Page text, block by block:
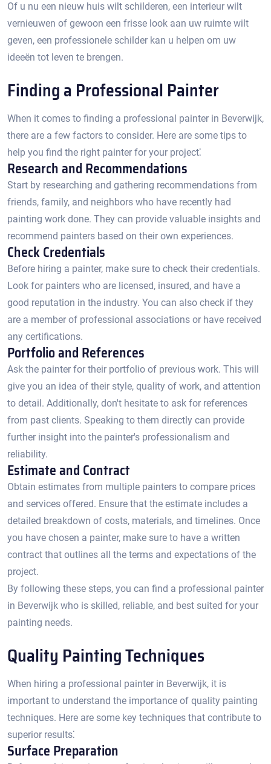
Of u nu een nieuw huis wilt schilderen, een interieur wilt
vernieuwen of gewoon een frisse look aan uw ruimte wilt
geven, een professionele schilder kan u helpen om uw
ideeën tot leven te brengen.​
Finding a Professional Painter
When it comes to finding a professional painter in Beverwijk,
there are a few factors to consider.​ Here are some tips to
help you find the right painter for your project⁚
Research and Recommendations
Start by researching and gathering recommendations from
friends, family, and neighbors who have recently had
painting work done. They can provide valuable insights and
recommend painters based on their own experiences.​
Check Credentials
Before hiring a painter, make sure to check their credentials.​
Look for painters who are licensed, insured, and have a
good reputation in the industry.​ You can also check if they
are a member of professional associations or have received
any certifications.​
Portfolio and References
Ask the painter for their portfolio of previous work.​ This will
give you an idea of their style, quality of work, and attention
to detail. Additionally, don't hesitate to ask for references
from past clients.​ Speaking to them directly can provide
further insight into the painter's professionalism and
reliability.​
Estimate and Contract
Obtain estimates from multiple painters to compare prices
and services offered.​ Ensure that the estimate includes a
detailed breakdown of costs, materials, and timelines.​ Once
you have chosen a painter, make sure to have a written
contract that outlines all the terms and expectations of the
project.
By following these steps, you can find a professional painter
in Beverwijk who is skilled, reliable, and best suited for your
painting needs.​
Quality Painting Techniques
When hiring a professional painter in Beverwijk, it is
important to understand the importance of quality painting
techniques.​ Here are some key techniques that contribute to
superior results⁚
Surface Preparation